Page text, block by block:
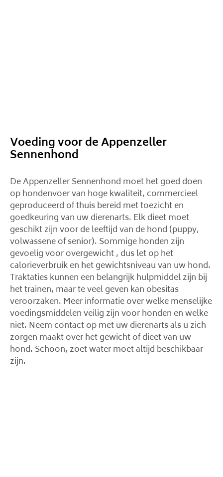
Voeding voor de Appenzeller
Sennenhond
De Appenzeller Sennenhond moet het goed doen
op hondenvoer van hoge kwaliteit, commercieel
geproduceerd of thuis bereid met toezicht en
goedkeuring van uw dierenarts. Elk dieet moet
geschikt zijn voor de leeftijd van de hond (puppy,
volwassene of senior). Sommige honden zijn
gevoelig voor overgewicht , dus let op het
calorieverbruik en het gewichtsniveau van uw hond.
Traktaties kunnen een belangrijk hulpmiddel zijn bij
het trainen, maar te veel geven kan obesitas
veroorzaken. Meer informatie over welke menselijke
voedingsmiddelen veilig zijn voor honden en welke
niet. Neem contact op met uw dierenarts als u zich
zorgen maakt over het gewicht of dieet van uw
hond. Schoon, zoet water moet altijd beschikbaar
zijn.